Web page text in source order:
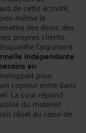
de cette activité,
même le
des devis, des
propres clients.
l’argument
indépendante
en
pour
copieur entre dans
La cour répond
du matériel
objet au cœur de